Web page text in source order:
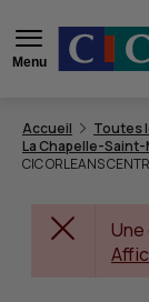
Menu
Accueil Toutes
La Chapelle-Saint-
CIC ORLEANS